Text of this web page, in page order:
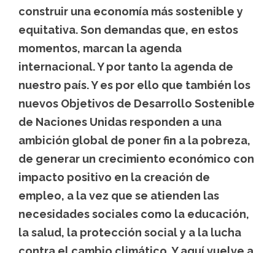
construir una economía más sostenible y
equitativa. Son demandas que, en estos
momentos, marcan la agenda
internacional. Y por tanto la agenda de
nuestro país. Y es por ello que también los
nuevos Objetivos de Desarrollo Sostenible
de Naciones Unidas responden a una
ambición global de poner fin a la pobreza,
de generar un crecimiento económico con
impacto positivo en la creación de
empleo, a la vez que se atienden las
necesidades sociales como la educación,
la salud, la protección social y a la lucha